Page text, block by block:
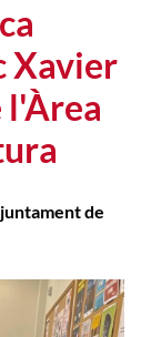
Xavier
l'Àrea
de